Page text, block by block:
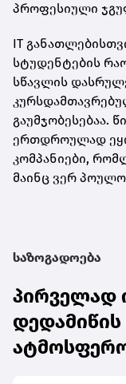
პროფესიული
IT
სტუდენტების
სწავლის
გაუმჯობესებაა.
ერთდროულად
კომპანიები,
მაინც ვერ
საზოგადოება
პირველად
დედამიწის